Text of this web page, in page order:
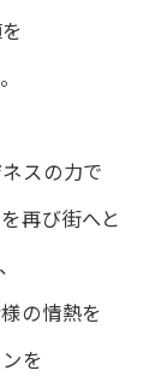
スの​力で​
再び街へと​
の​情熱を​
を​